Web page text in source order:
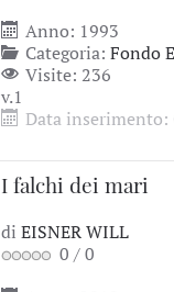
Anno: 1993
Categoria: Fondo
Visite: 236
v.1
Data inserimento:
I falchi dei mari
di EISNER WILL
0 /0